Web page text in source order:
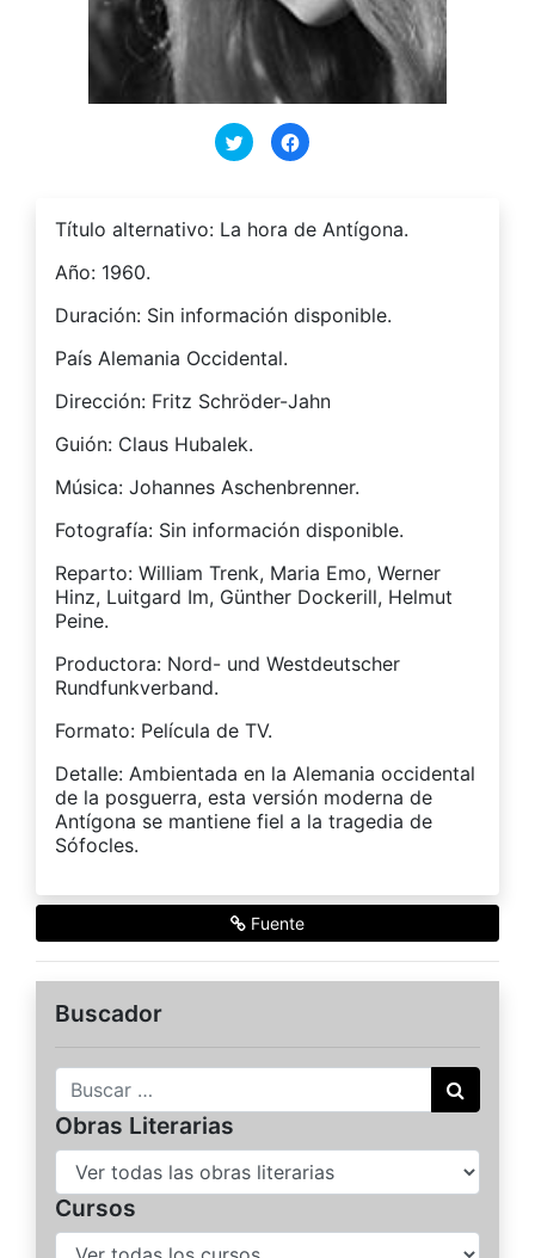
Haz
clic
(Se
abre
Haz
clic
(Se
abre
Título alternativo: La hora de Antígona.
Año: 1960.
Duración: Sin información disponible.
País Alemania Occidental.
Dirección: Fritz Schröder-Jahn
Guión: Claus Hubalek.
Música: Johannes Aschenbrenner.
Fotografía: Sin información disponible.
Reparto: William Trenk, Maria Emo, Werner
Hinz, Luitgard Im, Günther Dockerill, Helmut
Peine.
Productora: Nord- und Westdeutscher
Rundfunkverband.
Formato: Película de TV.
Detalle: Ambientada en la Alemania occidental
de la posguerra, esta versión moderna de
Antígona se mantiene fiel a la tragedia de
Sófocles.
Fuente
Buscador
Buscar
Obras Literarias
Cursos